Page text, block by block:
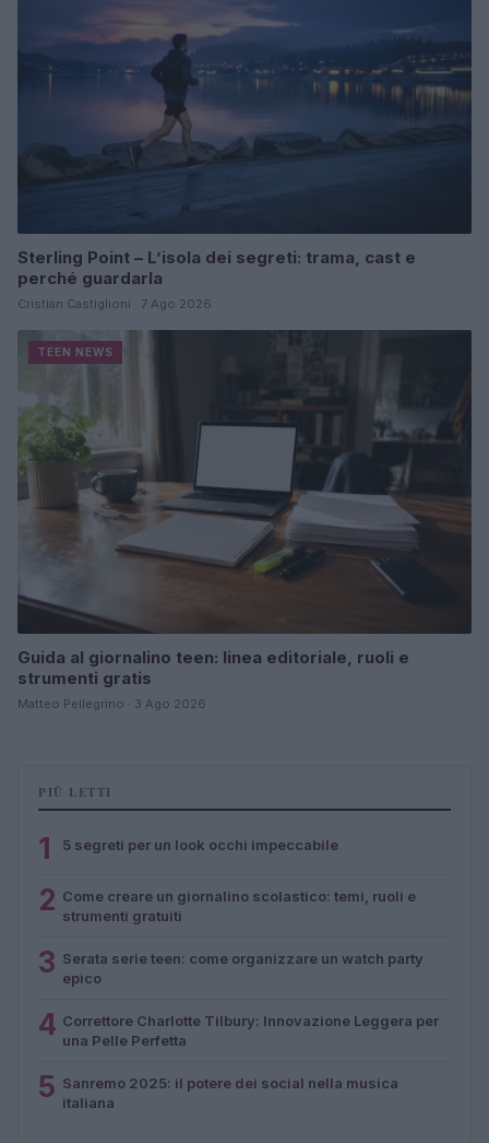
Sterling Point – L’isola dei segreti: trama, cast e
perché guardarla
Cristian Castiglioni · 7 Ago 2026
TEEN NEWS
Guida al giornalino teen: linea editoriale, ruoli e
strumenti gratis
Matteo Pellegrino · 3 Ago 2026
PIÙ LETTI
1 5 segreti per un look occhi impeccabile
2 Come creare un giornalino scolastico: temi, ruoli e
strumenti gratuiti
3 Serata serie teen: come organizzare un watch party
epico
4 Correttore Charlotte Tilbury: Innovazione Leggera per
una Pelle Perfetta
5 Sanremo 2025: il potere dei social nella musica
italiana